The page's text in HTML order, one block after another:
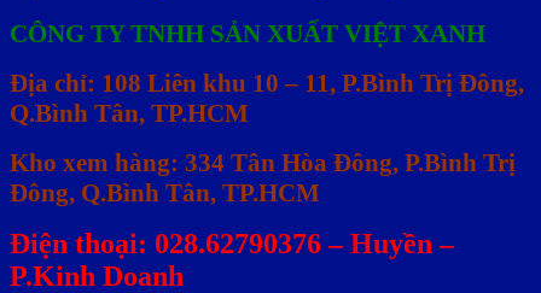
CÔNG TY TNHH SẢN XUẤT VIỆT XANH
Địa chỉ: 108 Liên khu 10 – 11, P.Bình Trị Đông,
Q.Bình Tân, TP.HCM
Kho xem hàng: 334 Tân Hòa Đông, P.Bình Trị
Đông, Q.Bình Tân, TP.HCM
Điện thoại: 028.62790376 – Huyền –
P.Kinh Doanh